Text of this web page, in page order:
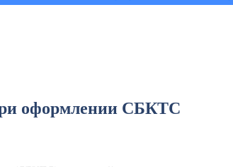
оформлении СБКТС